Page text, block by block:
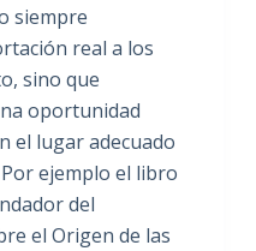
siempre
real a los
sino que
oportunidad
el lugar adecuado
ejemplo el libro
del
el Origen de las